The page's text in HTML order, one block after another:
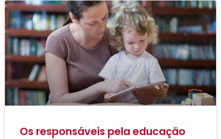
Os responsáveis pela educação